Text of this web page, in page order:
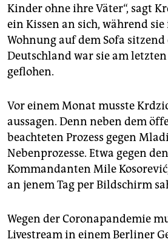
Kinder ohne ihre Väter“, sagt
ein Kissen an sich, während
Wohnung auf dem Sofa
Deutschland war sie am letzten
geflohen.
Vor einem Monat musste
aussagen. Denn neben dem
beachteten Prozess gegen
Nebenprozesse. Etwa gegen
Kommandanten Mile
an jenem Tag per Bildschirm
Wegen der Coronapandemie
Livestream in einem Berliner